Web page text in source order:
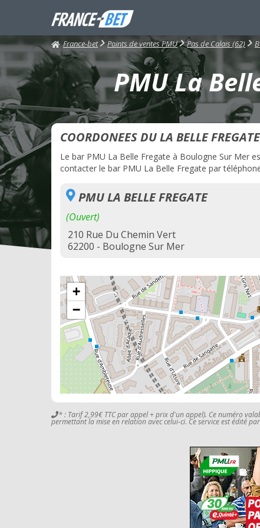
France-bet Points de ventes PMU Pas de Calais (62)
PMU La
COORDONEES DU LA BELLE FREGATE
Le bar PMU La Belle Fregate à Boulogne Sur Mer
contacter le bar PMU La Belle Fregate par
PMU LA BELLE FREGATE
(Ouvert)
210 Rue Du Chemin Vert
62200 - Boulogne Sur Mer
+
−
* : Tarif 2,99€ TTC par appel + prix d'un appel). Ce numéro
permettant la mise en relation avec celui-ci. Ce service est édité